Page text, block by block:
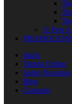
11 Pets
Inicio
Tienda Online
Sobre Nosotros
Blog
Contacto